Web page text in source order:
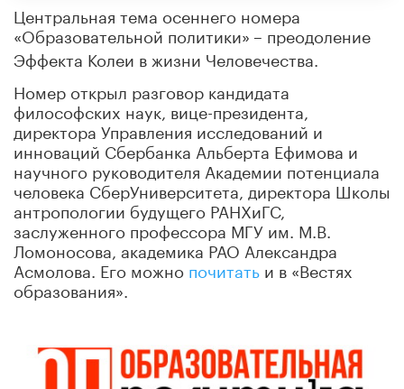
Центральная тема осеннего номера
«Образовательной политики» – преодоление
Эффекта Колеи в жизни Человечества.
Номер открыл разговор кандидата
философских наук, вице-президента,
директора Управления исследований и
инноваций Сбербанка Альберта Ефимова и
научного руководителя Академии потенциала
человека СберУниверситета, директора Школы
антропологии будущего РАНХиГС,
заслуженного профессора МГУ им. М.В.
Ломоносова, академика РАО Александра
Асмолова. Его можно почитать и в «Вестях
образования».